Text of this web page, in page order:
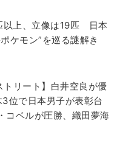
以上、立像は19匹 日本
ケモン”を巡る謎解き
トリート】白井空良が優
位で日本男子が表彰台
コベルが圧勝、織田夢海